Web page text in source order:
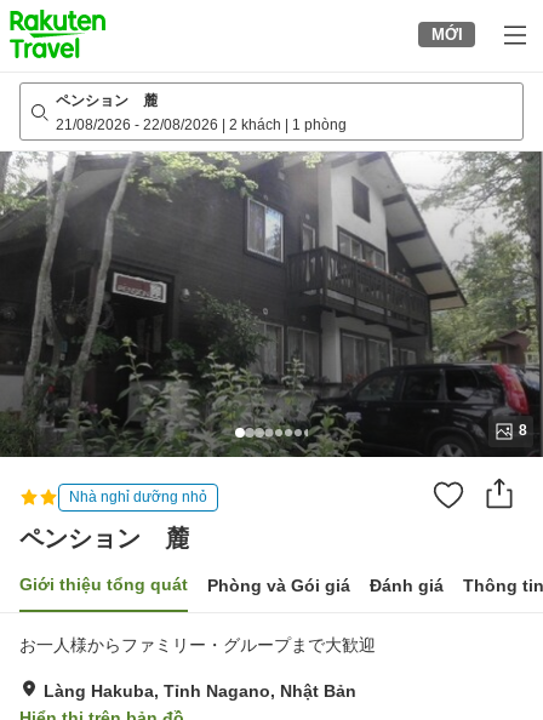
to
top
page
MỚI
ペンション 麓
21/08/2026 - 22/08/2026 2 khách 1 phòng
8
Nhà nghỉ dưỡng nhỏ
ペンション 麓
Giới thiệu tổng quát Phòng và Gói giá Đánh giá Thông
お一人様からファミリー・グループまで大歓迎
Làng Hakuba, Tỉnh Nagano, Nhật Bản